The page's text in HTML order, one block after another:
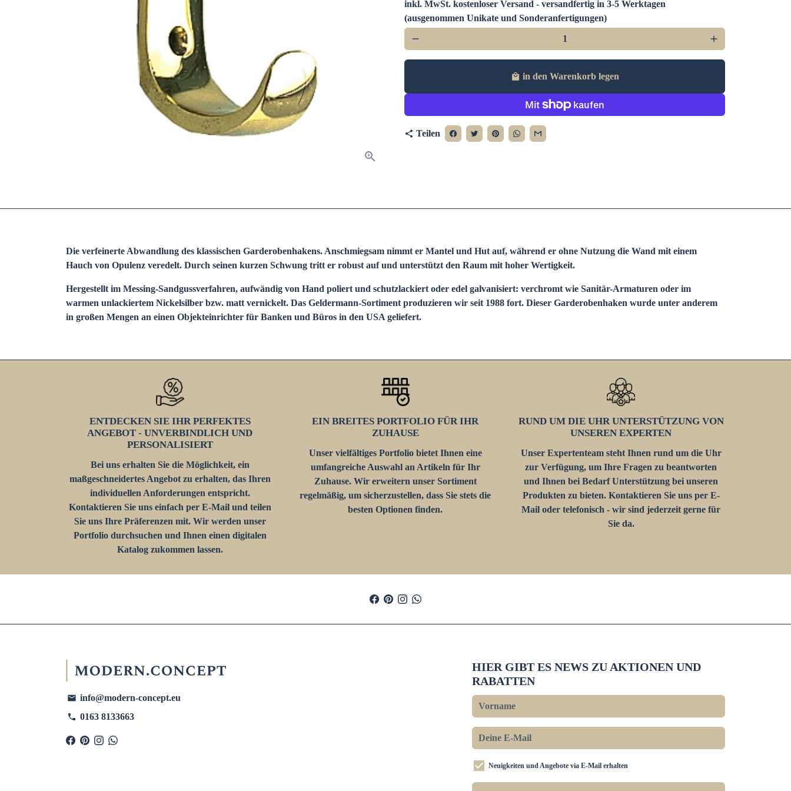
inkl. MwSt. kostenloser Versand - versandfertig in 3-5 Werktagen
(ausgenommen Unikate und Sonderanfertigungen)
remove add
local_mall in den Warenkorb legen
share Teilen
Die verfeinerte Abwandlung des klassischen Garderobenhakens. Anschmiegsam nimmt er Mantel und Hut auf, während er ohne Nutzung die Wand mit einem
Hauch von Opulenz veredelt. Durch seinen kurzen Schwung tritt er robust auf und unterstützt den Raum mit hoher Wertigkeit.
Hergestellt im Messing-Sandgussverfahren, aufwändig von Hand poliert und schutzlackiert oder edel galvanisiert: verchromt wie Sanitär-Armaturen oder im
warmen unlackiertem Nickelsilber bzw. matt vernickelt. Das Geldermann-Sortiment produzieren wir seit 1988 fort. Dieser Garderobenhaken wurde unter anderem
in großen Mengen an einen Objekteinrichter für Banken und Büros in den USA geliefert.
ENTDECKEN SIE IHR PERFEKTES
ANGEBOT - UNVERBINDLICH UND
PERSONALISIERT
Bei uns erhalten Sie die Möglichkeit, ein
maßgeschneidertes Angebot zu erhalten, das Ihren
individuellen Anforderungen entspricht.
Kontaktieren Sie uns einfach per E-Mail und teilen
Sie uns Ihre Präferenzen mit. Wir werden unser
Portfolio durchsuchen und Ihnen einen digitalen
Katalog zukommen lassen.
EIN BREITES PORTFOLIO FÜR IHR
ZUHAUSE
Unser vielfältiges Portfolio bietet Ihnen eine
umfangreiche Auswahl an Artikeln für Ihr
Zuhause. Wir erweitern unser Sortiment
regelmäßig, um sicherzustellen, dass Sie stets die
besten Optionen finden.
RUND UM DIE UHR UNTERSTÜTZUNG VON
UNSEREN EXPERTEN
Unser Expertenteam steht Ihnen rund um die Uhr
zur Verfügung, um Ihre Fragen zu beantworten
und Ihnen bei Bedarf Unterstützung bei unseren
Produkten zu bieten. Kontaktieren Sie uns per E-
Mail oder telefonisch - wir sind jederzeit gerne für
Sie da.
email info@modern-concept.eu
phone 0163 8133663
HIER GIBT ES NEWS ZU AKTIONEN UND
RABATTEN
Neuigkeiten und Angebote via E-Mail erhalten